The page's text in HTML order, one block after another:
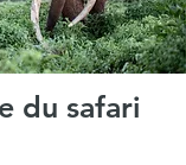
du safari